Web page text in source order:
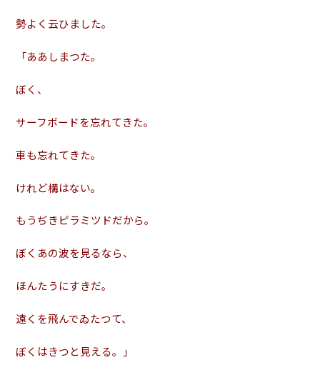
勢よく云ひました。
「ああしまつた。
ぼく、
サーフボードを忘れてきた。
車も忘れてきた。
けれど構はない。
もうぢきピラミツドだから。
ぼくあの波を見るなら、
ほんたうにすきだ。
遠くを飛んでゐたつて、
ぼくはきつと見える。」